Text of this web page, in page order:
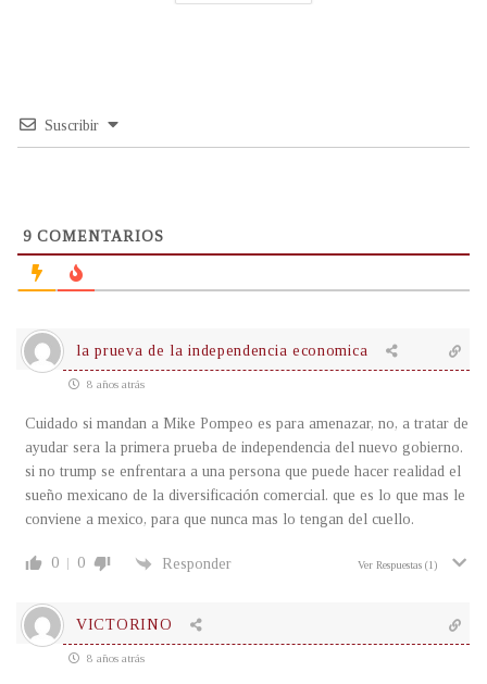
Suscribir
9 COMENTARIOS
la prueva de la independencia economica
8 años atrás
Cuidado si mandan a Mike Pompeo es para amenazar, no, a tratar de
ayudar sera la primera prueba de independencia del nuevo gobierno.
si no trump se enfrentara a una persona que puede hacer realidad el
sueño mexicano de la diversificación comercial. que es lo que mas le
conviene a mexico, para que nunca mas lo tengan del cuello.
0 0 Responder Ver Respuestas (1)
VICTORINO
8 años atrás